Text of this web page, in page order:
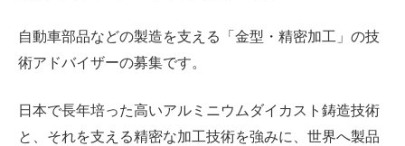
自動車部品などの製造を支える「金型・精密加工」の技
術アドバイザーの募集です。
日本で長年培った高いアルミニウムダイカスト鋳造技術
と、それを支える精密な加工技術を強みに、世界へ製品